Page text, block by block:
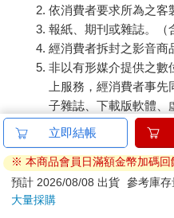
依消費者要求所為之客
報紙、期刊或雜誌。（
經消費者拆封之影音商
非以有形媒介提供之數
上服務，經消費者事
子雜誌、下載版軟體、
已拆封之個人衛生用
若非上列種類商品，均享
日）。
辦理退換貨時，商品（組
立即結帳
※ 本商品會員日滿額金幣加碼回
預計 2026/08/08 出貨 參考庫
大量採購